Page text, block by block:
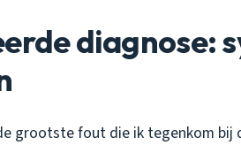
diagnose:
grootste fout die ik tegenkom